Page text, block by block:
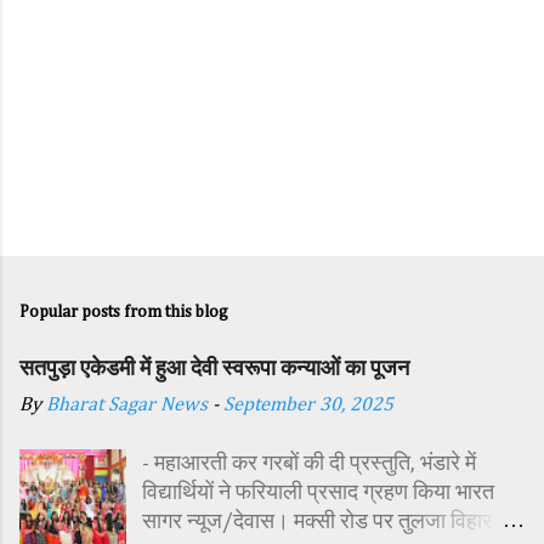
Popular posts from this blog
सतपुड़ा एकेडमी में हुआ देवी स्वरूपा कन्याओं का पूजन
ByBharat Sagar News - September 30, 2025
- महाआरती कर गरबों की दी प्रस्तुति, भंडारे में
विद्यार्थियों ने फरियाली प्रसाद ग्रहण किया भारत
सागर न्यूज/देवास। मक्सी रोड पर तुलजा विहार